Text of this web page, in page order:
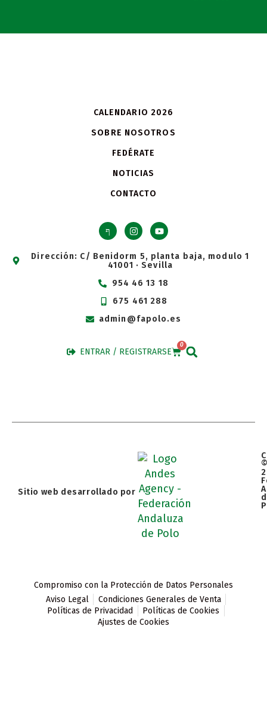
CALENDARIO 2026
SOBRE NOSOTROS
FEDÉRATE
NOTICIAS
CONTACTO
Dirección: C/ Benidorm 5, planta baja, modulo 1
41001 · Sevilla
954 46 13 18
675 461 288
admin@fapolo.es
ENTRAR / REGISTRARSE
0
Sitio web desarrollado por
Compromiso con la Protección de Datos Personales
Aviso Legal
Condiciones Generales de Venta
Políticas de Privacidad
Políticas de Cookies
Ajustes de Cookies